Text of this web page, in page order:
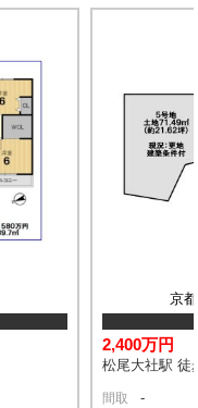
京
2,400万円
松尾大社駅 徒
間取 -